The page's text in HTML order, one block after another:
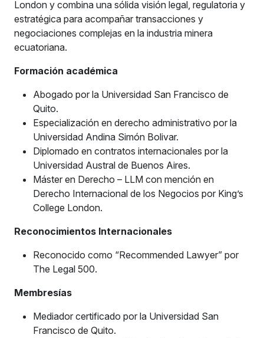
London y combina una sólida visión legal, regulatoria y
estratégica para acompañar transacciones y
negociaciones complejas en la industria minera
ecuatoriana.
Formación académica
Abogado por la Universidad San Francisco de
Quito.
Especialización en derecho administrativo por la
Universidad Andina Simón Bolivar.
Diplomado en contratos internacionales por la
Universidad Austral de Buenos Aires.
Máster en Derecho – LLM con mención en
Derecho Internacional de los Negocios por King’s
College London.
Reconocimientos Internacionales
Reconocido como “Recommended Lawyer” por
The Legal 500.
Membresías
Mediador certificado por la Universidad San
Francisco de Quito.